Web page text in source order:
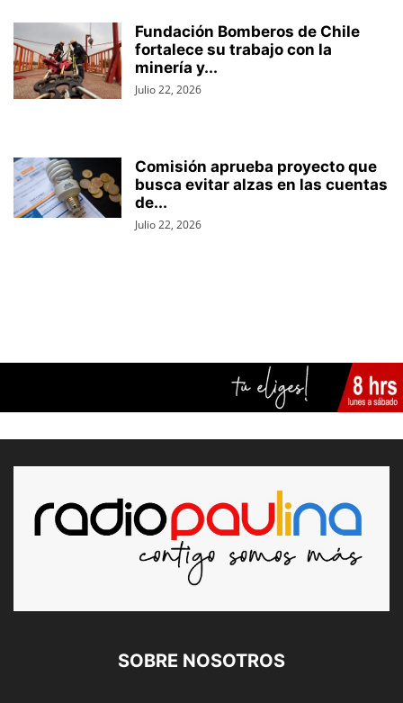
Fundación Bomberos de Chile
fortalece su trabajo con la
minería y...
Julio 22, 2026
Comisión aprueba proyecto que
busca evitar alzas en las cuentas
de...
Julio 22, 2026
SOBRE NOSOTROS